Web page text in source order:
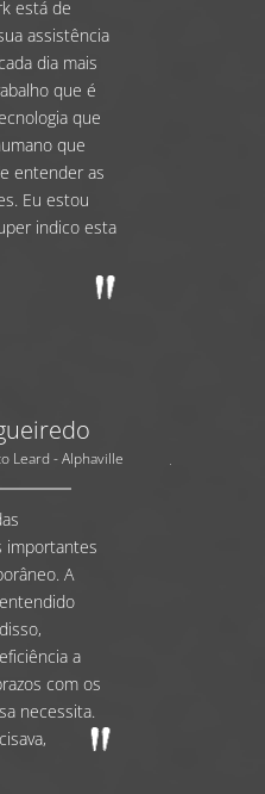
de
assistência
dia mais
que é
que
que
entender as
Eu estou
indico esta
Leard - Alphaville
importantes
A
a
com os
necessita.